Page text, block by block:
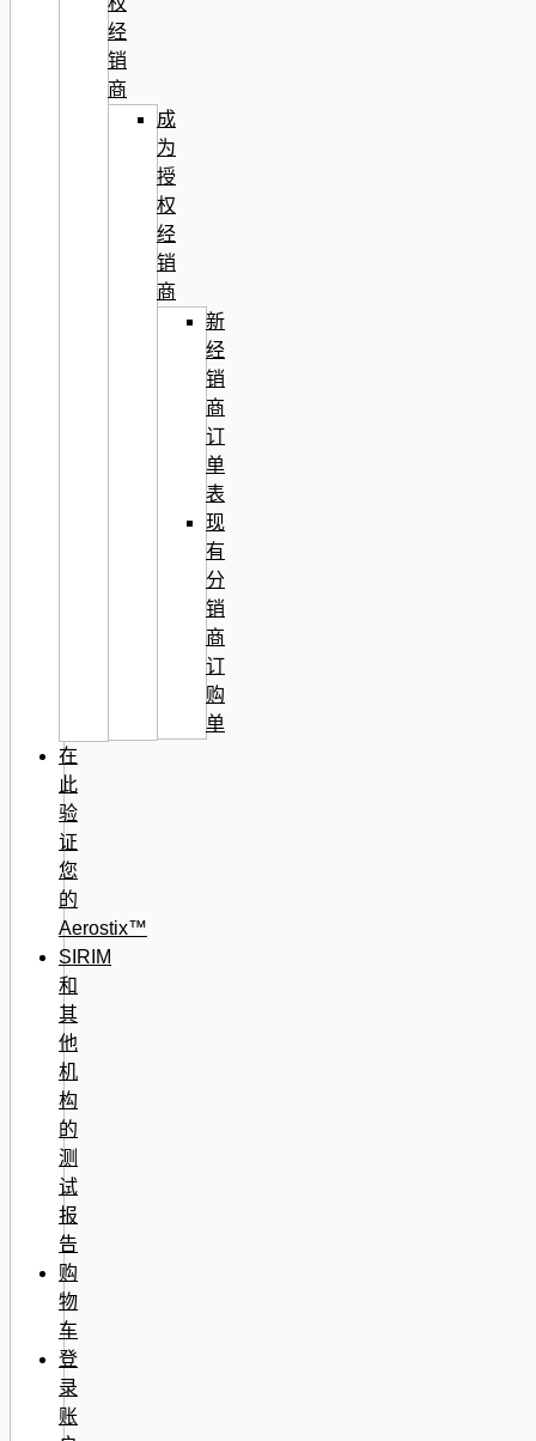
经
销
商
成
为
授
权
经
销
商
新
经
销
商
订
单
表
现
有
分
销
商
订
购
单
在
此
验
证
您
的
Aerostix™
SIRIM
和
其
他
机
构
的
测
试
报
告
购
物
车
登
录
账